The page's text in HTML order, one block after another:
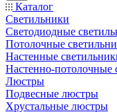
Каталог
Светильники
Светодиодные
Потолочные
Настенные
Настенно-потолочные
Люстры
Подвесные люстры
Хрустальные люстры